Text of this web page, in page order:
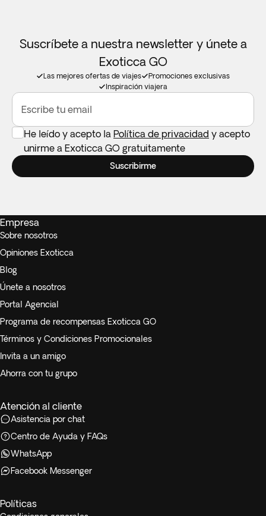
Suscríbete a nuestra newsletter y únete a
Exoticca GO
Las mejores ofertas de viajes
Promociones exclusivas
Inspiración viajera
Escribe tu email
He leído y acepto la Política de privacidad y acepto
unirme a Exoticca GO gratuitamente
Suscribirme
Empresa
Sobre nosotros
Opiniones Exoticca
Blog
Únete a nosotros
Portal Agencial
Programa de recompensas Exoticca GO
Términos y Condiciones Promocionales
Invita a un amigo
Ahorra con tu grupo
Atención al cliente
Asistencia por chat
Centro de Ayuda y FAQs
WhatsApp
Facebook Messenger
Políticas